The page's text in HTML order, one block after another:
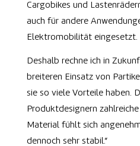
Cargobikes und
auch für andere
Elektromobilität eingesetzt.
Deshalb rechne ich in
breiteren Einsatz von
sie so viele Vorteile haben.
Produktdesignern
Material fühlt sich
dennoch sehr stabil.“